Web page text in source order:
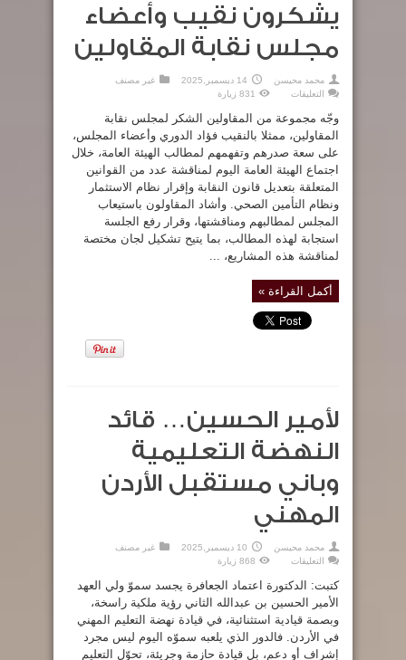
يشكرون نقيب وأعضاء
مجلس نقابة المقاولين
محمد محيسن 14 ديسمبر,2025
غير مصنف
التعليقات
المقاولين
يشكرون
نقيب
وأعضاء
مجلس
نقابة
المقاولين
مغلقة
831 زيارة
وجّه مجموعة من المقاولين الشكر لمجلس نقابة
المقاولين، ممثلا بالنقيب فؤاد الدوري وأعضاء المجلس،
على سعة صدرهم وتفهمهم لمطالب الهيئة العامة، خلال
اجتماع الهيئة العامة اليوم لمناقشة عدد من القوانين
المتعلقة بتعديل قانون النقابة وإقرار نظام الاستثمار
ونظام التأمين الصحي. وأشاد المقاولون باستيعاب
المجلس لمطالبهم ومناقشتها، وقرار رفع الجلسة
استجابة لهذه المطالب، بما يتيح تشكيل لجان مختصة
لمناقشة هذه المشاريع، ...
أكمل القراءة »
لأمير الحسين… قائد
النهضة التعليمية
وباني مستقبل الأردن
المهني
محمد محيسن 10 ديسمبر,2025
غير مصنف
التعليقات
الحسين…
قائد
التعليمية
وباني
مستقبل
الأردن
المهني
868 زيارة
كتبت: الدكتورة اعتماد الجعافرة يجسد سموّ ولي العهد
الأمير الحسين بن عبدالله الثاني رؤية ملكية راسخة،
وبصمة قيادية استثنائية، في قيادة نهضة التعليم المهني
في الأردن. فالدور الذي يلعبه سموّه اليوم ليس مجرد
إشراف أو دعم، بل قيادة حازمة وجريئة، تحوّل التعليم